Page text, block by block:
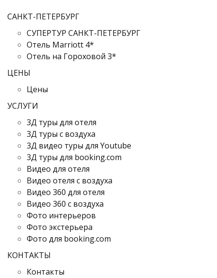
САНКТ-ПЕТЕРБУРГ
СУПЕРТУР САНКТ-ПЕТЕРБУРГ
Отель Marriott 4*
Отель на Гороховой 3*
ЦЕНЫ
Цены
УСЛУГИ
3Д туры для отеля
3Д туры с воздуха
3Д видео туры для Youtube
3Д туры для booking.com
Видео для отеля
Видео отеля с воздуха
Видео 360 для отеля
Видео 360 с воздуха
Фото интерьеров
Фото экстерьера
Фото для booking.com
КОНТАКТЫ
Контакты